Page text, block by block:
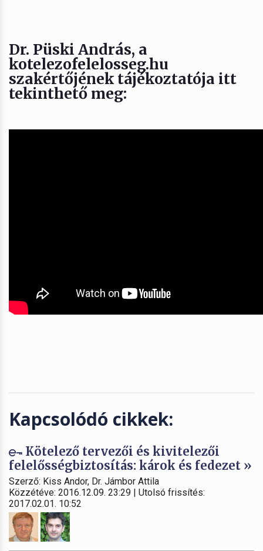
Dr. Püski András, a
kotelezofelelosseg.hu
szakértőjének tájékoztatója itt
tekinthető meg:
Kapcsolódó cikkek:
Kötelező tervezői és kivitelezői
felelősségbiztosítás: károk és fedezet »
Szerző: Kiss Andor, Dr. Jámbor Attila
Közzétéve: 2016.12.09. 23:29 | Utolsó frissítés:
2017.02.01. 10:52